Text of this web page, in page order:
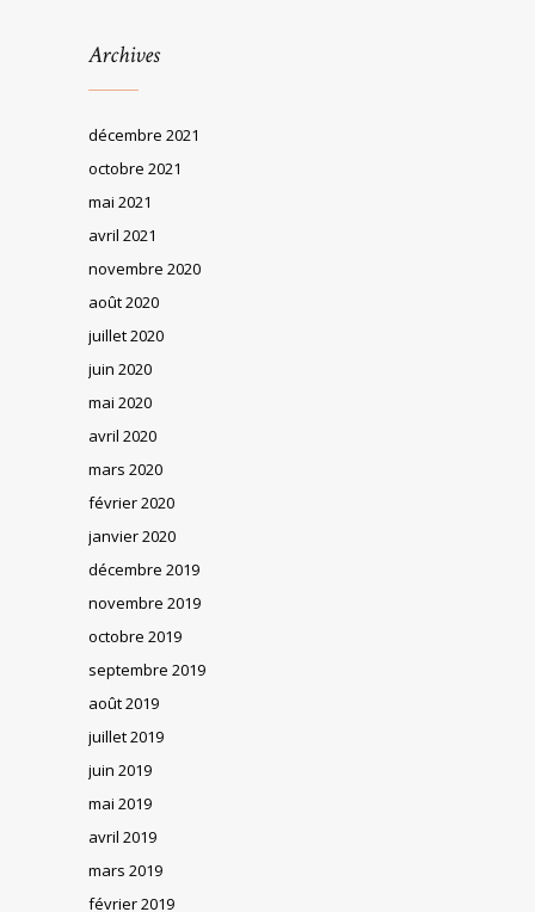
Archives
décembre 2021
octobre 2021
mai 2021
avril 2021
novembre 2020
août 2020
juillet 2020
juin 2020
mai 2020
avril 2020
mars 2020
février 2020
janvier 2020
décembre 2019
novembre 2019
octobre 2019
septembre 2019
août 2019
juillet 2019
juin 2019
mai 2019
avril 2019
mars 2019
février 2019